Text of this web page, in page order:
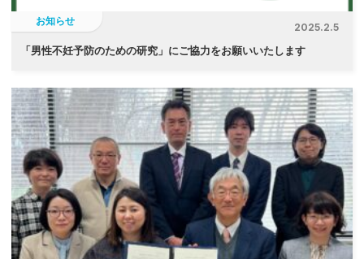
お知らせ
2025.2.5
「男性不妊予防のための研究」にご協力をお願いいたします